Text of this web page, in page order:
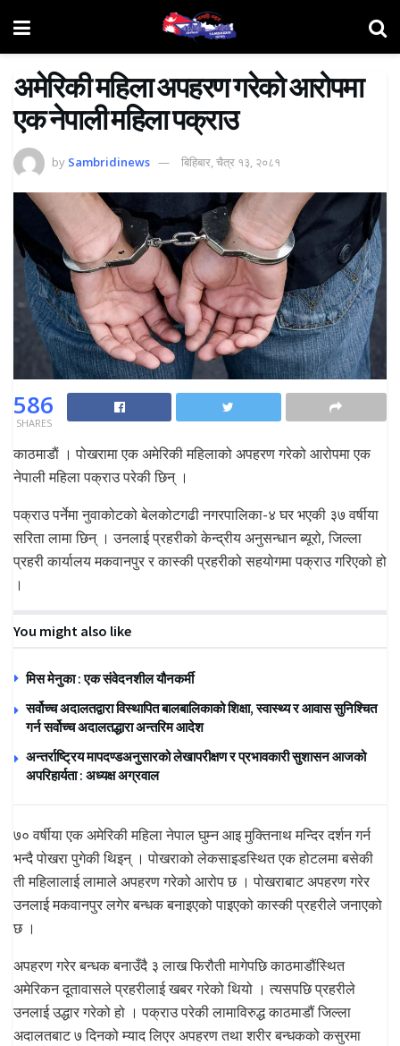
अमेरिकी महिला अपहरण गरेको आरोपमा
एक नेपाली महिला पक्राउ
by Sambridinews बिहिबार, चैत्र १३, २०८१
586
SHARES
काठमाडाैं । पोखरामा एक अमेरिकी महिलाको अपहरण गरेको आरोपमा एक
नेपाली महिला पक्राउ परेकी छिन् ।
पक्राउ पर्नेमा नुवाकोटको बेलकोटगढी नगरपालिका-४ घर भएकी ३७ वर्षीया
सरिता लामा छिन् । उनलाई प्रहरीको केन्द्रीय अनुसन्धान ब्यूरो, जिल्ला
प्रहरी कार्यालय मकवानपुर र कास्की प्रहरीको सहयोगमा पक्राउ गरिएको हो
।
You might also like
मिस मेनुका : एक संवेदनशील यौनकर्मी
सर्वोच्च अदालतद्वारा विस्थापित बालबालिकाको शिक्षा, स्वास्थ्य र आवास सुनिश्चित
गर्न सर्वोच्च अदालतद्धारा अन्तरिम आदेश
अन्तर्राष्ट्रिय मापदण्डअनुसारको लेखापरीक्षण र प्रभावकारी सुशासन आजको
अपरिहार्यता : अध्यक्ष अग्रवाल
७० वर्षीया एक अमेरिकी महिला नेपाल घुम्न आइ मुक्तिनाथ मन्दिर दर्शन गर्न
भन्दै पोखरा पुगेकी थिइन् । पोखराको लेकसाइडस्थित एक होटलमा बसेकी
ती महिलालाई लामाले अपहरण गरेको आरोप छ । पोखराबाट अपहरण गरेर
उनलाई मकवानपुर लगेर बन्धक बनाइएको पाइएको कास्की प्रहरीले जनाएको
छ ।
अपहरण गरेर बन्धक बनाउँदै ३ लाख फिरौती मागेपछि काठमाडौंस्थित
अमेरिकन दूतावासले प्रहरीलाई खबर गरेको थियो । त्यसपछि प्रहरीले
उनलाई उद्धार गरेको हो । पक्राउ परेकी लामाविरुद्ध काठमाडौं जिल्ला
अदालतबाट ७ दिनको म्याद लिएर अपहरण तथा शरीर बन्धकको कसुरमा